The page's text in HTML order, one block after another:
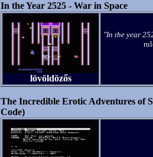
In the Year 2525 - War in Space
lövöldözős
"In the year
The Incredible Erotic Adventures of
Code)